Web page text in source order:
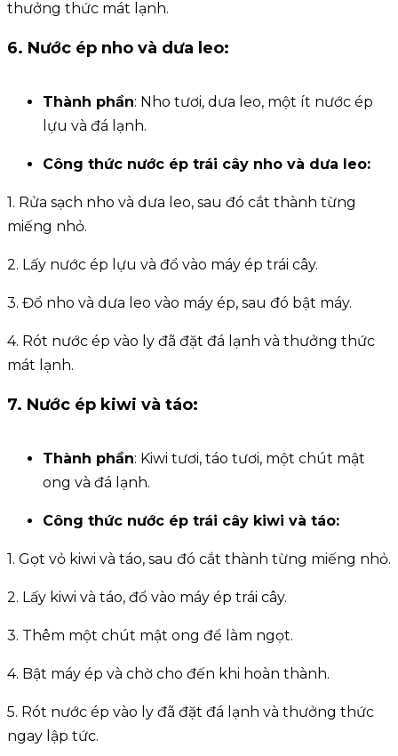
thưởng thức mát lạnh.
6. Nước ép nho và dưa leo:
Thành phần: Nho tươi, dưa leo, một ít nước ép
lựu và đá lạnh.
Công thức nước ép trái cây nho và dưa leo:
1. Rửa sạch nho và dưa leo, sau đó cắt thành từng
miếng nhỏ.
2. Lấy nước ép lựu và đổ vào máy ép trái cây.
3. Đổ nho và dưa leo vào máy ép, sau đó bật máy.
4. Rót nước ép vào ly đã đặt đá lạnh và thưởng thức
mát lạnh.
7. Nước ép kiwi và táo:
Thành phần: Kiwi tươi, táo tươi, một chút mật
ong và đá lạnh.
Công thức nước ép trái cây kiwi và táo:
1. Gọt vỏ kiwi và táo, sau đó cắt thành từng miếng nhỏ.
2. Lấy kiwi và táo, đổ vào máy ép trái cây.
3. Thêm một chút mật ong để làm ngọt.
4. Bật máy ép và chờ cho đến khi hoàn thành.
5. Rót nước ép vào ly đã đặt đá lạnh và thưởng thức
ngay lập tức.